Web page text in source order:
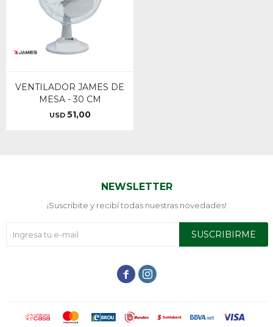
VENTILADOR JAMES DE
MESA - 30 CM
USD 51,00
NEWSLETTER
¡Suscribite y recibí todas nuestras novedades!
SUSCRIBIRME
 